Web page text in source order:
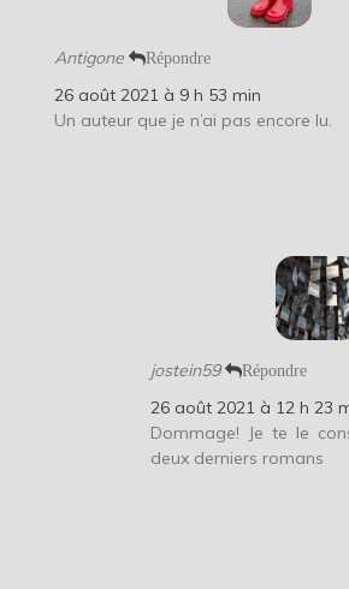
Antigone Répondre
26 août 2021 à 9 h 53 min
Un auteur que je n’ai pas encore lu.
jostein59 Répondre
26 août 2021 à 12 h 23
Dommage! Je te le
deux derniers romans